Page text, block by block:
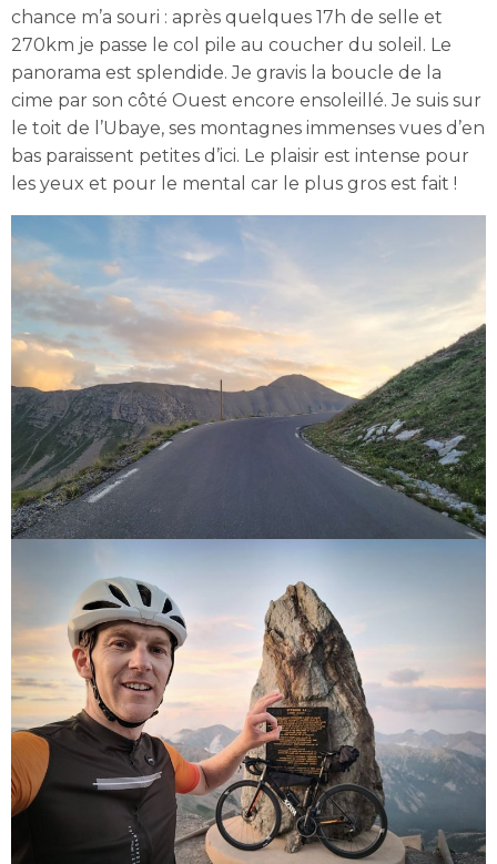
chance m’a souri : après quelques 17h de selle et
270km je passe le col pile au coucher du soleil. Le
panorama est splendide. Je gravis la boucle de la
cime par son côté Ouest encore ensoleillé. Je suis sur
le toit de l’Ubaye, ses montagnes immenses vues d’en
bas paraissent petites d’ici. Le plaisir est intense pour
les yeux et pour le mental car le plus gros est fait !